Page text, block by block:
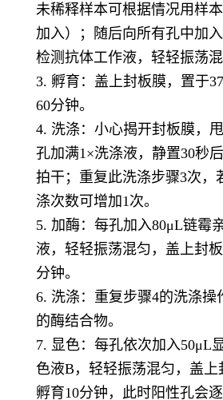
未稀释样本可根据情况用样
加入）；随后向所有孔中加
检测抗体工作液，轻轻振荡混
3. 孵育：盖上封板膜，置于
60分钟。
4. 洗涤：小心揭开封板膜，
孔加满1×洗涤液，静置30秒
拍干；重复此洗涤步骤3次，
涤次数可增加1次。
5. 加酶：每孔加入80μL链霉
液，轻轻振荡混匀，盖上封
分钟。
6. 洗涤：重复步骤4的洗涤操
的酶结合物。
7. 显色：每孔依次加入50μL
色液B，轻轻振荡混匀，盖
孵育10分钟，此时阳性孔会逐